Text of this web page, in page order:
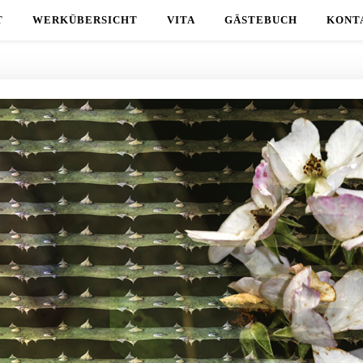
WERKÜBERSICHT VITA GÄSTEBUCH